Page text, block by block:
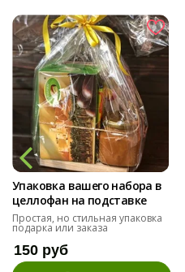
Упаковка вашего набора в
целлофан на подставке
Простая, но стильная упаковка
подарка или заказа
150 руб